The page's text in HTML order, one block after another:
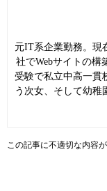
元IT系企業勤務。現
社でWebサイトの構
受験で私立中高一貫
う次女、そして幼稚
この記事に不適切な内容